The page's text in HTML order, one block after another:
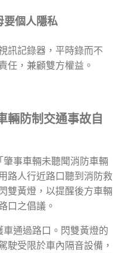
要個人隱私
訊記錄器，平時錄而不
任，兼顧雙方權益。
輛防制交通事故自
事車輛未聽聞消防車輛
路人行近路口聽到消防救
雙黃燈，以提醒後方車輛
口之倡議。
通過路口。閃雙黃燈的
駛受限於車內隔音設備，